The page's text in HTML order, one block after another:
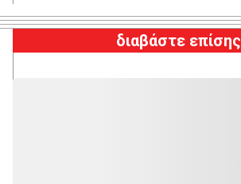
διαβάστε επίσης